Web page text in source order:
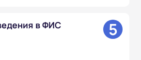
в ФИС
5